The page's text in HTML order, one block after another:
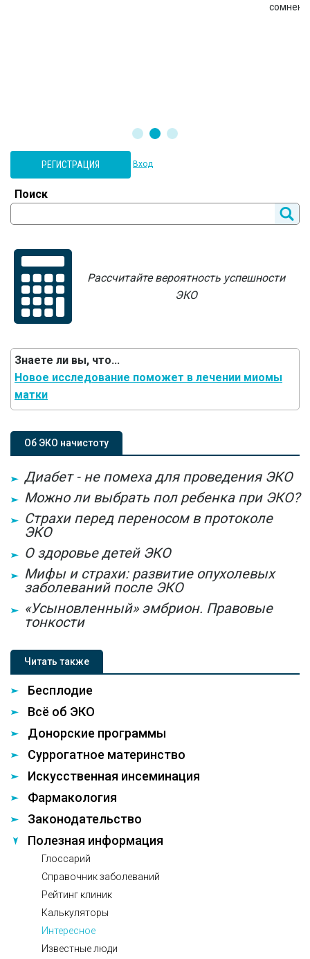
РЕГИСТРАЦИЯ Вход
Поиск
Рассчитайте вероятность успешности
ЭКО
Знаете ли вы, что...
Новое исследование поможет в лечении миомы
матки
Об ЭКО начистоту
Диабет - не помеха для проведения ЭКО
Можно ли выбрать пол ребенка при ЭКО?
Страхи перед переносом в протоколе
ЭКО
О здоровье детей ЭКО
Мифы и страхи: развитие опухолевых
заболеваний после ЭКО
«Усыновленный» эмбрион. Правовые
тонкости
Читать также
Бесплодие
Всё об ЭКО
Донорские программы
Суррогатное материнство
Искусственная инсеминация
Фармакология
Законодательство
Полезная информация
Глоссарий
Справочник заболеваний
Рейтинг клиник
Калькуляторы
Интересное
Известные люди